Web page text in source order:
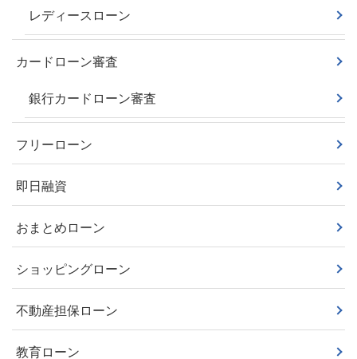
レディースローン
カードローン審査
銀行カードローン審査
フリーローン
即日融資
おまとめローン
ショッピングローン
不動産担保ローン
教育ローン